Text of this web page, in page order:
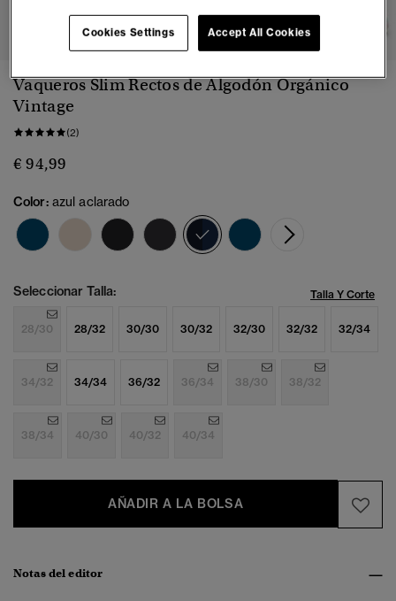
1 2 3 4 5 6 7
Vaqueros Slim Rectos de Algodón Orgánico
Vintage
(2)
€ 94,99
Color: azul aclarado
seleccionado
Seleccionar Talla: Talla Y Corte
28/30 28/32 30/30 30/32 32/30 32/32 32/34
34/32 34/34 36/32 36/34 38/30 38/32
38/34 40/30 40/32 40/34
AÑADIR A LA BOLSA
Notas del editor
Accept All Cookies
Cookies Settings